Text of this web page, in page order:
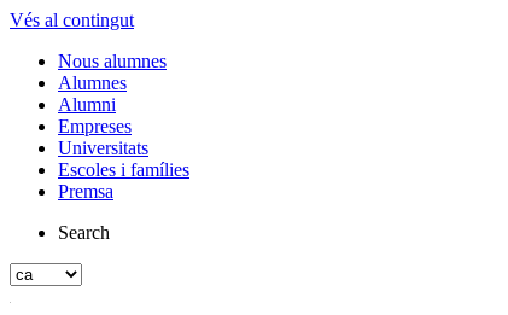
Vés al contingut
Nous alumnes
Alumnes
Alumni
Empreses
Universitats
Escoles i famílies
Premsa
Search